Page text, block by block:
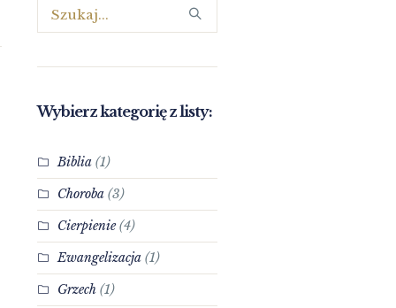
Wybierz kategorię z listy:
Biblia(1)
Choroba(3)
Cierpienie(4)
Ewangelizacja(1)
Grzech(1)